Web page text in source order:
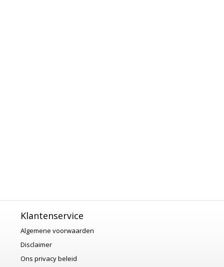
Klantenservice
Algemene voorwaarden
Disclaimer
Ons privacy beleid